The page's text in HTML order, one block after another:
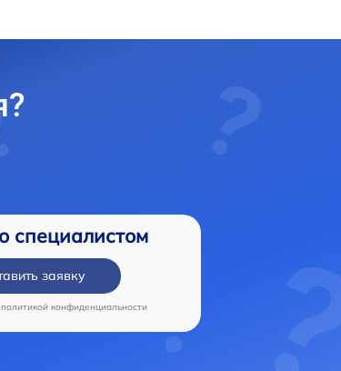
специалистом
заявку
политикой конфиденциальности